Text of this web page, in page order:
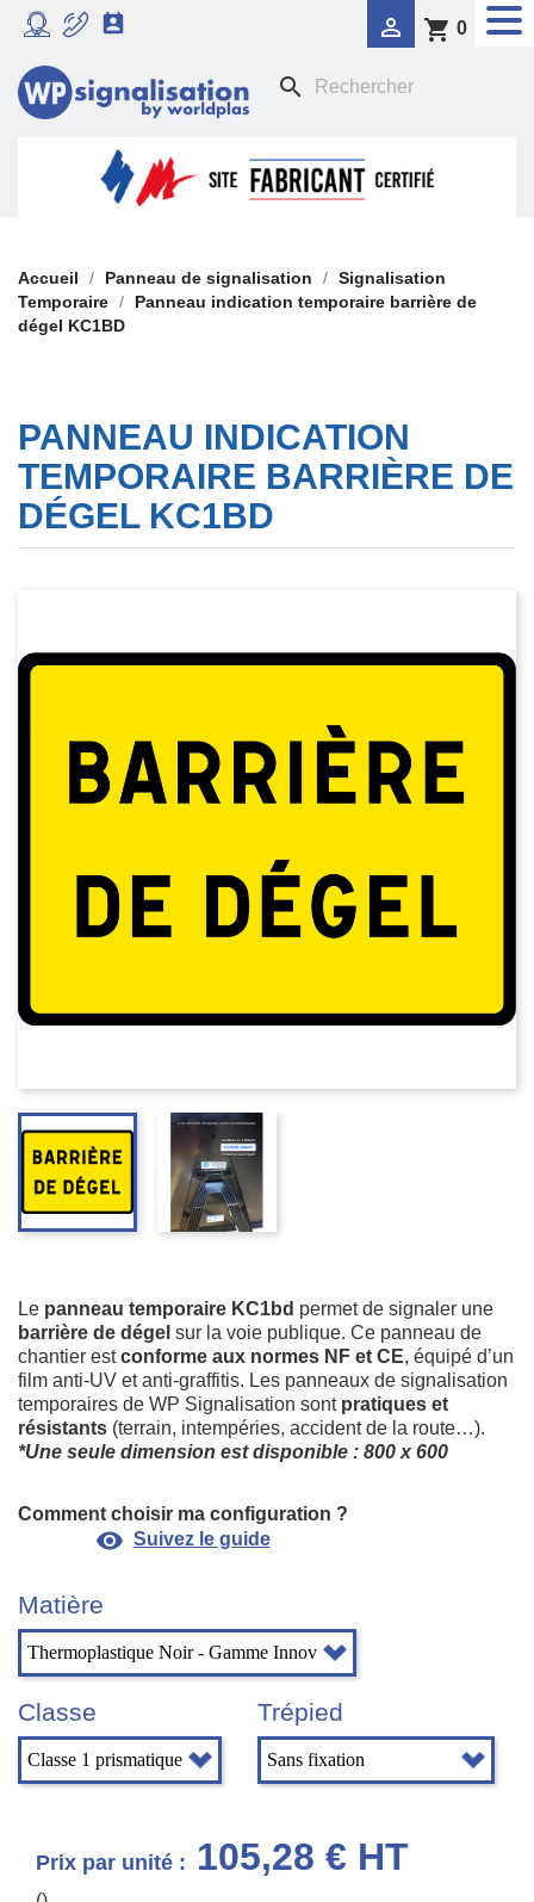
  shopping_cart 0
search
RADAR PÉDAGOGIQUE
SIGNALISATION DYNAMIQUE LUMINEUSE
FEU TRICOLORE COMPORTEMENTAL
PANNEAUX DE SIGNALISATION DE POLICE
SIGNALISATION TEMPORAIRE
PANONCEAUX DE SIGNALISATION
Accueil Panneau de signalisation
Signalisation
Temporaire
Panneau indication temporaire barrière de
dégel KC1BD
PANNEAU INDICATION
TEMPORAIRE BARRIÈRE DE
DÉGEL KC1BD
Le panneau temporaire KC1bd permet de signaler une
barrière de dégel sur la voie publique. Ce panneau de
chantier estconforme aux normes NF et CE, équipé d’un
film anti-UV et anti-graffitis. Les panneaux de signalisation
temporaires de WP Signalisation sont pratiques et
résistants (terrain, intempéries, accident de la route…).
*Une seule dimension est disponible : 800 x 600
Comment choisir ma configuration ?
visibility Suivez le guide
Matière
Classe Trépied
Prix par unité : 105,28 € HT